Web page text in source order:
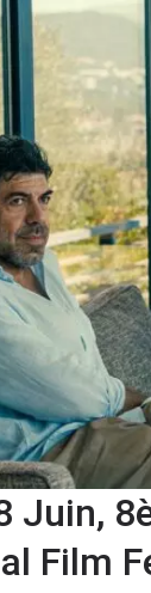
Juin,
Film